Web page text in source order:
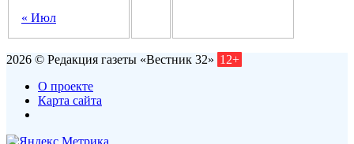
« Июл
2026 © Редакция газеты «Вестник 32» 12+
О проекте
Карта сайта